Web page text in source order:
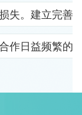
。建立完
日益频繁